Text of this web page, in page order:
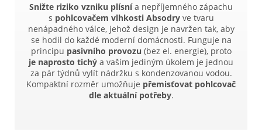
Snižte riziko vzniku plísnía nepříjemného zápachu
s pohlcovačem vlhkosti Absodryve tvaru
nenápadného válce, jehož design je navržen tak, aby
se hodil do každé moderní domácnosti. Funguje na
principu pasivního provozu (bez el. energie), proto
je naprosto tichý a vaším jediným úkolem je jednou
za pár týdnů vylít nádržku s kondenzovanou vodou.
Kompaktní rozměr umožňuje přemisťovat pohlcovač
dle aktuální potřeby.